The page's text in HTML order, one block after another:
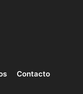
Contacto